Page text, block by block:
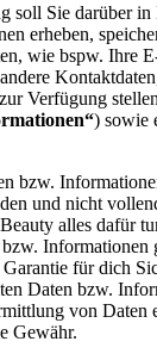
soll Sie darüber
erheben,
wie bspw. Ihre
Verfügung stellen
) sowie
bzw.
und nicht
alles dafür
Informationen
für dich
Daten bzw.
von Daten
Gewähr.